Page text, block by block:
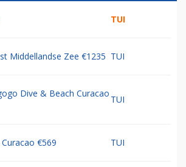
TUI
Middellandse Zee €1235 TUI
Dive & Beach Curacao
TUI
€569 TUI